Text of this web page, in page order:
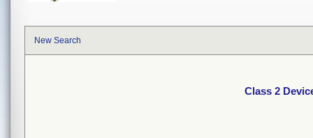
New Search
Class 2